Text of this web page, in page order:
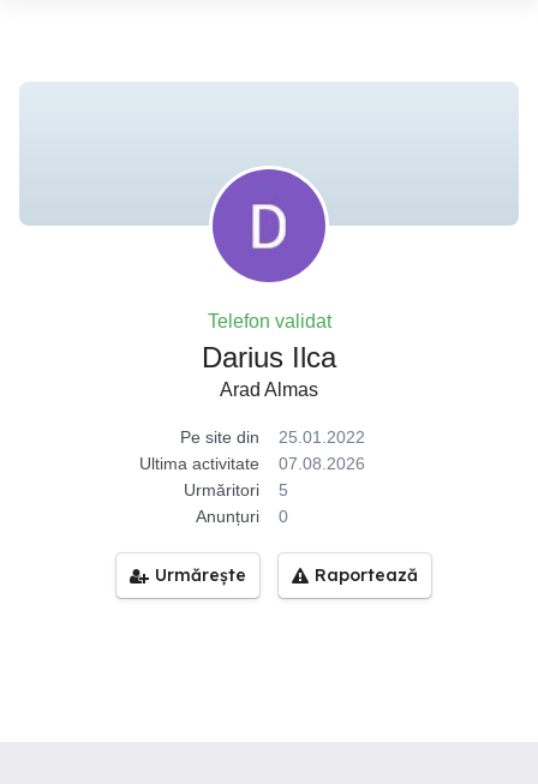
Telefon validat
Darius Ilca
Arad Almas
Pe site din
25.01.2022
Ultima activitate
07.08.2026
Urmăritori
5
Anunțuri
0
Urmărește Raportează